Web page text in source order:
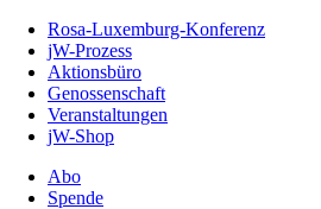
Inhalt
Seite
Rosa-Luxemburg-Konferenz
jW-Prozess
Aktionsbüro
Genossenschaft
Veranstaltungen
jW-Shop
Abo
Spende